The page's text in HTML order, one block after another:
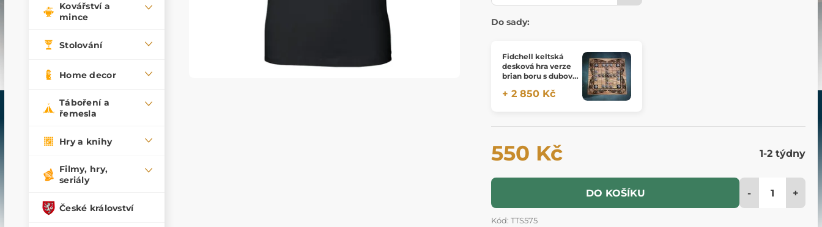
Kovářství a
mince
Stolování
Home decor
Táboření a
řemesla
Hry a knihy
Filmy, hry,
seriály
České království
Do sady:
Fidchell keltská
desková hra verze
brian boru s dubovou
+ 2 850 Kč
550 Kč 1-2 týdny
DO KOŠÍKU - +
Kód: TTS575